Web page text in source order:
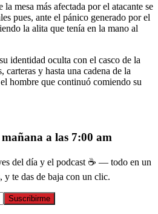
mesa más afectada por el atacante se
pues, ante el pánico generado por el
la alita que tenía en la mano al
identidad oculta con el casco de la
carteras y hasta una cadena de la
hombre que continuó comiendo su
a las 7:00 am
del día y el podcast ☕ — todo en un
y te das de baja con un clic.
Suscribirme